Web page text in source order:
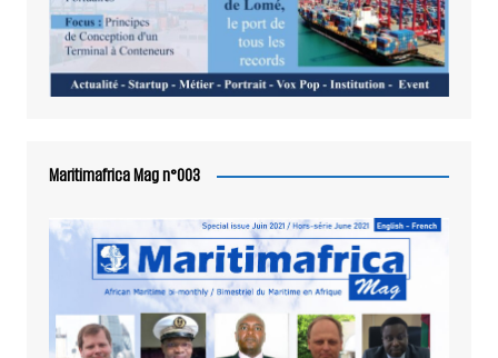
Maritimafrica Mag n°003